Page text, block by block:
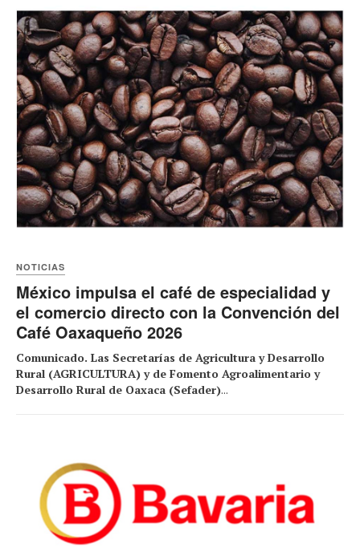
NOTICIAS
México impulsa el café de especialidad y
el comercio directo con la Convención del
Café Oaxaqueño 2026
Comunicado. Las Secretarías de Agricultura y Desarrollo
Rural (AGRICULTURA) y de Fomento Agroalimentario y
Desarrollo Rural de Oaxaca (Sefader)...